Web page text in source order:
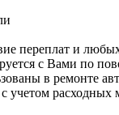
переплат и
с Вами по
в ремонте
учетом расходных